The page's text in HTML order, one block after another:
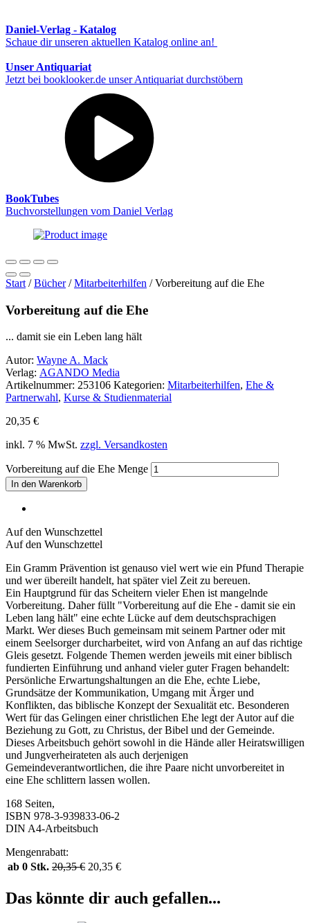
Daniel-Verlag - Katalog
Schaue dir unseren aktuellen Katalog online an!
Unser Antiquariat
Jetzt bei booklooker.de unser Antiquariat durchstöbern
BookTubes
Buchvorstellungen vom Daniel Verlag
Start /Bücher/Mitarbeiterhilfen / Vorbereitung auf die Ehe
Vorbereitung auf die Ehe
... damit sie ein Leben lang hält
Autor: Wayne A. Mack
Verlag: AGANDO Media
Artikelnummer: 253106 Kategorien: Mitarbeiterhilfen, Ehe &
Partnerwahl, Kurse & Studienmaterial
20,35 €
inkl. 7 % MwSt. zzgl. Versandkosten
Vorbereitung auf die Ehe Menge
In den Warenkorb
Auf den Wunschzettel
Auf den Wunschzettel
Ein Gramm Prävention ist genauso viel wert wie ein Pfund Therapie
und wer übereilt handelt, hat später viel Zeit zu bereuen.
Ein Hauptgrund für das Scheitern vieler Ehen ist mangelnde
Vorbereitung. Daher füllt "Vorbereitung auf die Ehe - damit sie ein
Leben lang hält" eine echte Lücke auf dem deutschsprachigen
Markt. Wer dieses Buch gemeinsam mit seinem Partner oder mit
einem Seelsorger durcharbeitet, wird von Anfang an auf das richtige
Gleis gesetzt. Folgende Themen werden jeweils mit einer biblisch
fundierten Einführung und anhand vieler guter Fragen behandelt:
Persönliche Erwartungshaltungen an die Ehe, echte Liebe,
Grundsätze der Kommunikation, Umgang mit Ärger und
Konflikten, das biblische Konzept der Sexualität etc. Besonderen
Wert für das Gelingen einer christlichen Ehe legt der Autor auf die
Beziehung zu Gott, zu Christus, der Bibel und der Gemeinde.
Dieses Arbeitsbuch gehört sowohl in die Hände aller Heiratswilligen
und Jungverheirateten als auch derjenigen
Gemeindeverantwortlichen, die ihre Paare nicht unvorbereitet in
eine Ehe schlittern lassen wollen.
168 Seiten,
ISBN 978-3-939833-06-2
DIN A4-Arbeitsbuch
Mengenrabatt:
ab 0 Stk. 20,35€ 20,35 €
Das könnte dir auch gefallen...